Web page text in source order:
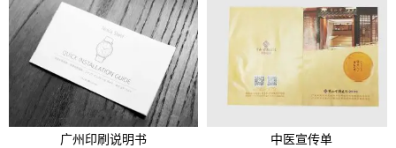
广州印刷说明书 中医宣传单